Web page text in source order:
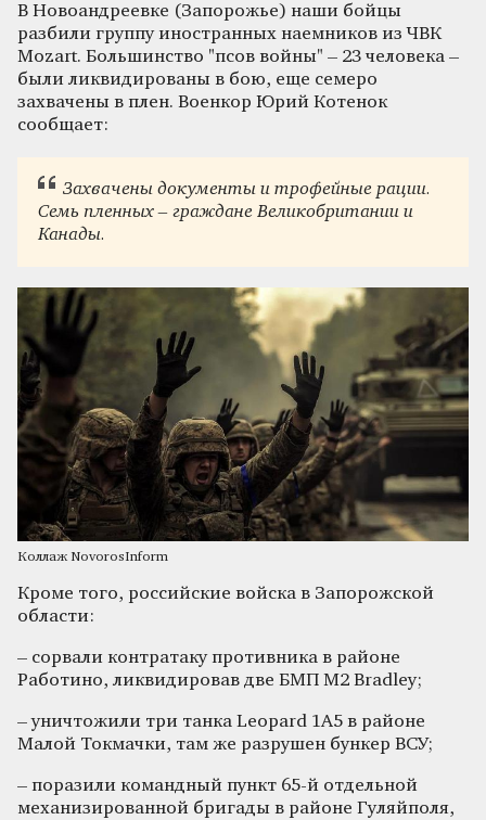
В Новоандреевке (Запорожье) наши бойцы
разбили группу иностранных наемников из ЧВК
Mozart. Большинство "псов войны" – 23 человека –
были ликвидированы в бою, еще семеро
захвачены в плен. Военкор Юрий Котенок
сообщает:
Захвачены документы и трофейные рации.
Семь пленных – граждане Великобритании и
Канады.
Коллаж NovorosInform
Кроме того, российские войска в Запорожской
области:
– сорвали контратаку противника в районе
Работино, ликвидировав две БМП M2 Bradley;
– уничтожили три танка Leopard 1A5 в районе
Малой Токмачки, там же разрушен бункер ВСУ;
– поразили командный пункт 65-й отдельной
механизированной бригады в районе Гуляйполя,